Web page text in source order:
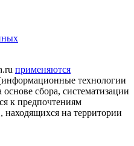
применяются
технологии
сбора, систематизации
к предпочтениям
находящихся на территории